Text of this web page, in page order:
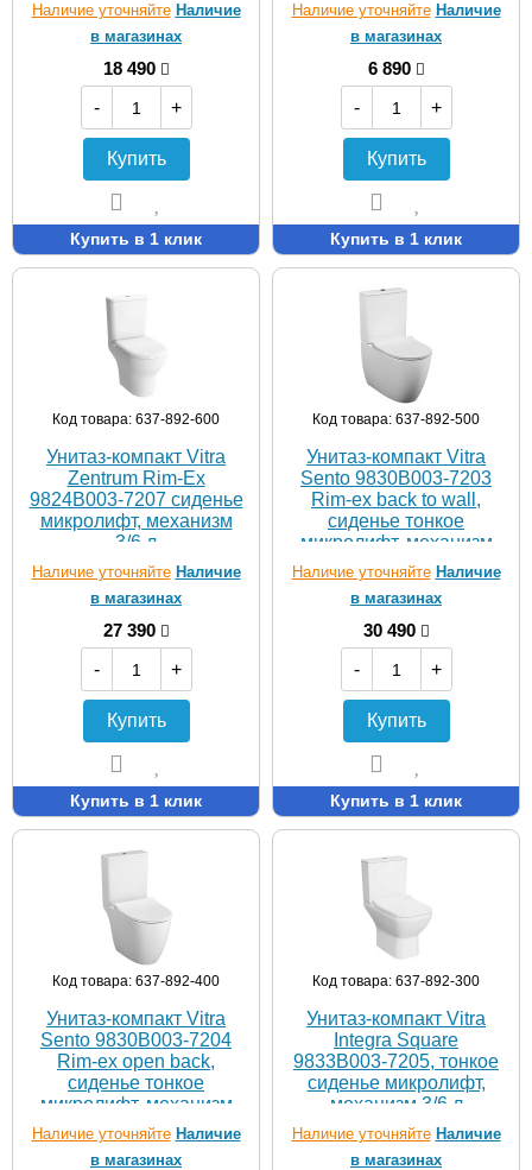
Наличие уточняйте Наличие
в магазинах
18 490
-
+
Купить
Купить в 1 клик
Наличие уточняйте Наличие
в магазинах
6 890
-
+
Купить
Купить в 1 клик
Код товара: 637-892-600
Унитаз-компакт Vitra
Zentrum Rim-Ex
9824B003-7207 сиденье
микролифт, механизм
3/6 л
Наличие уточняйте Наличие
в магазинах
27 390
-
+
Купить
Купить в 1 клик
Код товара: 637-892-500
Унитаз-компакт Vitra
Sento 9830B003-7203
Rim-ex back to wall,
сиденье тонкое
микролифт, механизм
3/6 л
Наличие уточняйте Наличие
в магазинах
30 490
-
+
Купить
Купить в 1 клик
Код товара: 637-892-400
Унитаз-компакт Vitra
Sento 9830B003-7204
Rim-ex open back,
сиденье тонкое
микролифт, механизм
3/6 л
Наличие уточняйте Наличие
в магазинах
Код товара: 637-892-300
Унитаз-компакт Vitra
Integra Square
9833B003-7205, тонкое
сиденье микролифт,
механизм 3/6 л
Наличие уточняйте Наличие
в магазинах